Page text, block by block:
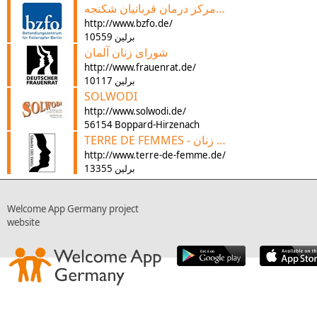
مرکز درمان قربانیان شکنجه (bzfo)
http://www.bzfo.de/
10559 برلین
شورای زنان آلمان
http://www.frauenrat.de/
10117 برلین
SOLWODI
http://www.solwodi.de/
56154 Boppard-Hirzenach
TERRE DE FEMMES - حقوق بشر برای زنان e.V.
http://www.terre-de-femme.de/
13355 برلین
Welcome App Germany project
website